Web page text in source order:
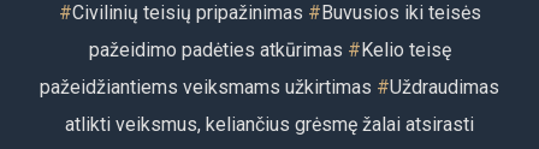
#Civilinių teisių pripažinimas #Buvusios iki teisės
pažeidimo padėties atkūrimas #Kelio teisę
pažeidžiantiems veiksmams užkirtimas #Uždraudimas
atlikti veiksmus, keliančius grėsmę žalai atsirasti